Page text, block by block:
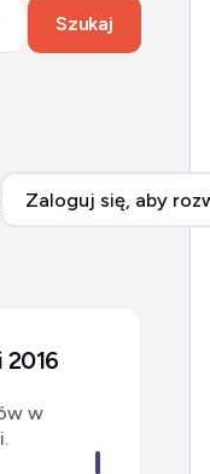
Szukaj
Zaloguj się, aby
2016
w